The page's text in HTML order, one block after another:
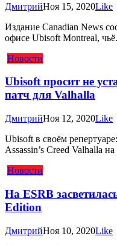
ДмитрийНоя 15, 2020Like
Издание Canadian News
офисе Ubisoft Montreal,
Новости
Ubisoft просит не
патч для Valhalla
ДмитрийНоя 12, 2020Like
Ubisoft в своём
Assassin’s Creed Valhalla
Новости
На ESRB
Edition
ДмитрийНоя 10, 2020Like